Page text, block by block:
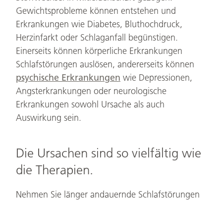
Gewichtsprobleme können entstehen und
Erkrankungen wie Diabetes, Bluthochdruck,
Herzinfarkt oder Schlaganfall begünstigen.
Einerseits können körperliche Erkrankungen
Schlafstörungen auslösen, andererseits können
psychische Erkrankungen wie Depressionen,
Angsterkrankungen oder neurologische
Erkrankungen sowohl Ursache als auch
Auswirkung sein.
Die Ursachen sind so vielfältig wie
die Therapien.
Nehmen Sie länger andauernde Schlafstörungen